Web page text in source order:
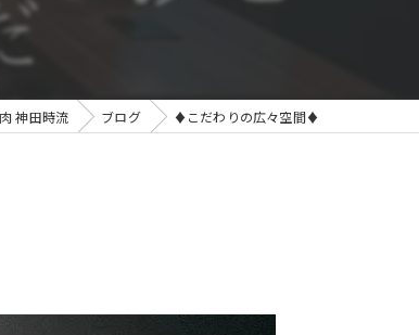
放題
神田時流 ブログ ♦こだわりの広々空間♦